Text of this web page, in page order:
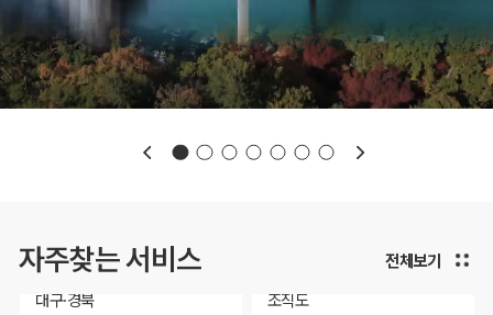
자주찾는 서비스
보도자료 재정정보
대구·경북
조직도
전체보기